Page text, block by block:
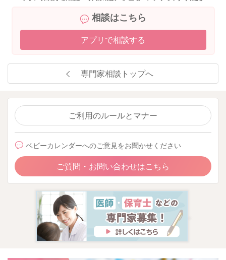
相談はこちら
アプリで相談する
専門家相談トップへ
ご利用のルールとマナー
ベビーカレンダーへのご意見をお聞かせください
ご質問・お問い合わせはこちら